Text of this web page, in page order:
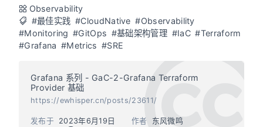
Observability
#最佳实践 #CloudNative #Observability
#Monitoring #GitOps #基础架构管理 #IaC #Terraform
#Grafana #Metrics #SRE
Grafana 系列 - GaC-2-Grafana Terraform
Provider 基础
https://ewhisper.cn/posts/23611/
作者 东风微鸣
发布于
2023年6月19日